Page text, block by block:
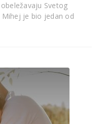
Svetog
je bio jedan od